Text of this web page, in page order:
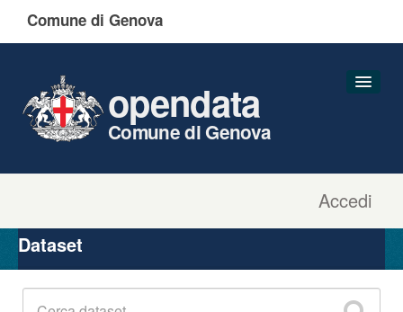
Comune di Genova
Accedi
opendata
Comune di Genova
Organizzazioni
Gruppi
Dataset